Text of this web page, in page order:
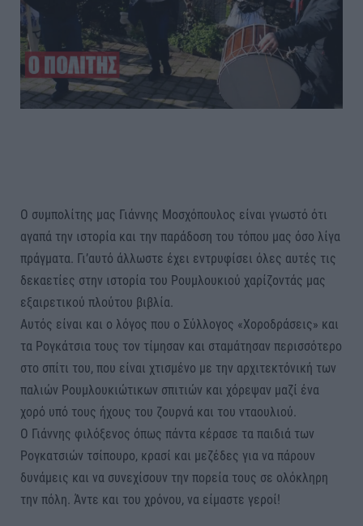
Ο συμπολίτης μας Γιάννης Μοσχόπουλος είναι γνωστό ότι
αγαπά την ιστορία και την παράδοση του τόπου μας όσο λίγα
πράγματα. Γι’αυτό άλλωστε έχει εντρυφίσει όλες αυτές τις
δεκαετίες στην ιστορία του Ρουμλουκιού χαρίζοντάς μας
εξαιρετικού πλούτου βιβλία.
Αυτός είναι και ο λόγος που ο Σύλλογος «Χοροδράσεις» και
τα Ρογκάτσια τους τον τίμησαν και σταμάτησαν περισσότερο
στο σπίτι του, που είναι χτισμένο με την αρχιτεκτόνική των
παλιών Ρουμλουκιώτικων σπιτιών και χόρεψαν μαζί ένα
χορό υπό τους ήχους του ζουρνά και του νταουλιού.
Ο Γιάννης φιλόξενος όπως πάντα κέρασε τα παιδιά των
Ρογκατσιών τσίπουρο, κρασί και μεζέδες για να πάρουν
δυνάμεις και να συνεχίσουν την πορεία τους σε ολόκληρη
την πόλη. Άντε και του χρόνου, να είμαστε γεροί!